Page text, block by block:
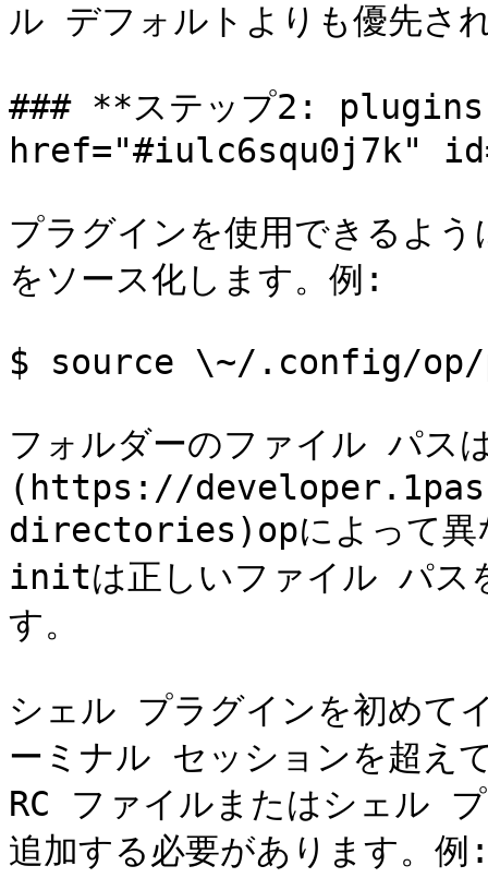
ル デフォルトよりも優先さ
### **ステップ2:
href="#iulc6squ0j7k"
プラグインを使用できるよ
をソース化します。例:
$ source \~/.config/
フォルダーのファイル パス
(https://
directories)opによって異
initは正しいファイル パス
す。
シェル プラグインを初めて
ーミナル セッションを超え
RC ファイルまたはシェル
追加する必要があります。例